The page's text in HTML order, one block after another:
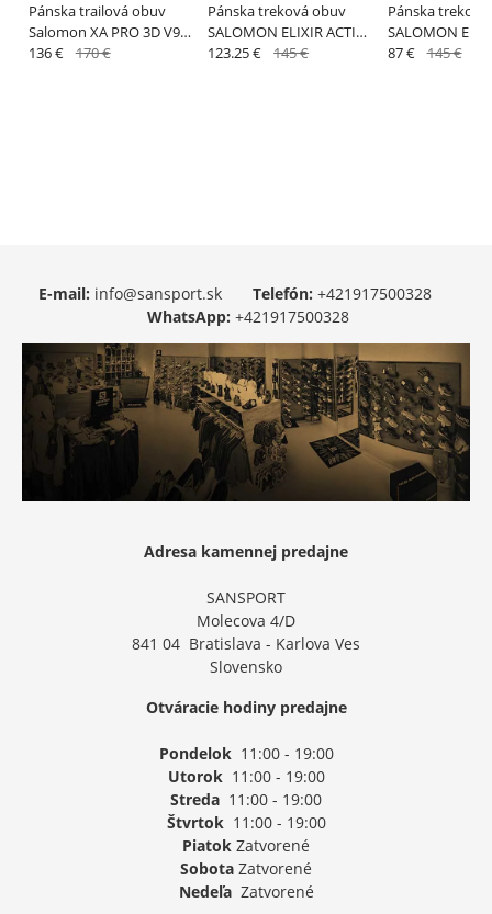
Pánska trailová obuv
Salomon XA PRO 3D V9
WIDE GTX Turbul/Black -
136 € 170 €
Pánska treková obuv
SALOMON ELIXIR ACTIV
GTX Phantom / Black /
123.25 € 145 €
Pánska
SALOMON
GTX Sharkskin /
87 € 145 €
E-mail: info@sansport.sk Telefón: +421917500328
WhatsApp: +421917500328
Adresa kamennej predajne
SANSPORT
Molecova 4/D
841 04 Bratislava - Karlova Ves
Slovensko
Otváracie hodiny predajne
Pondelok11:00 - 19:00
Utorok11:00 - 19:00
Streda 11:00 - 19:00
Štvrtok11:00 - 19:00
Piatok Zatvorené
Sobota Zatvorené
NedeľaZatvorené